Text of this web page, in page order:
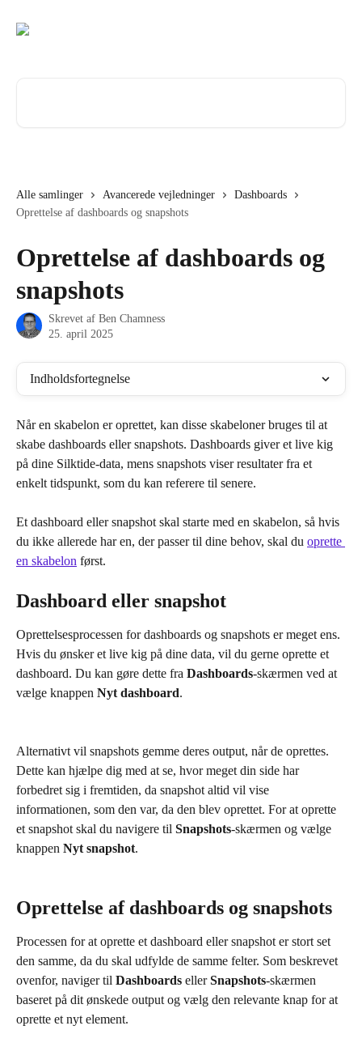
Alle samlinger Avancerede vejledninger
Dashboards
Oprettelse af dashboards og snapshots
Oprettelse af dashboards og
snapshots
Skrevet af Ben Chamness
25. april 2025
Indholdsfortegnelse
Når en skabelon er oprettet, kan disse skabeloner bruges til at
skabe dashboards eller snapshots. Dashboards giver et live kig
på dine Silktide-data, mens snapshots viser resultater fra et
enkelt tidspunkt, som du kan referere til senere.
Et dashboard eller snapshot skal starte med en skabelon, så hvis
du ikke allerede har en, der passer til dine behov, skal du oprette
en skabelon først.
Dashboard eller snapshot
Oprettelsesprocessen for dashboards og snapshots er meget ens.
Hvis du ønsker et live kig på dine data, vil du gerne oprette et
dashboard. Du kan gøre dette fra Dashboards-skærmen ved at
vælge knappen Nyt dashboard.
Alternativt vil snapshots gemme deres output, når de oprettes.
Dette kan hjælpe dig med at se, hvor meget din side har
forbedret sig i fremtiden, da snapshot altid vil vise
informationen, som den var, da den blev oprettet. For at oprette
et snapshot skal du navigere til Snapshots-skærmen og vælge
knappen Nyt snapshot.
Oprettelse af dashboards og snapshots
Processen for at oprette et dashboard eller snapshot er stort set
den samme, da du skal udfylde de samme felter. Som beskrevet
ovenfor, naviger til Dashboards eller Snapshots-skærmen
baseret på dit ønskede output og vælg den relevante knap for at
oprette et nyt element.